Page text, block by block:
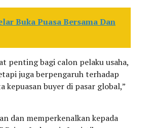
Buka Puasa Bersama Dan
penting bagi calon pelaku usaha,
juga berpengaruh terhadap
buyer di pasar global,”
dan memperkenalkan kepada